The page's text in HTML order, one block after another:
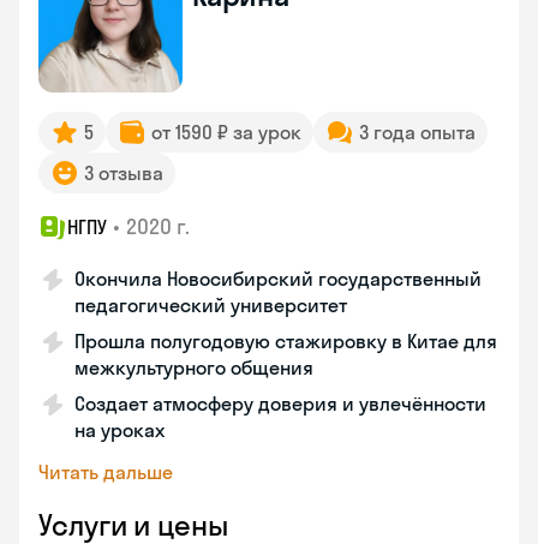
5 от 1590 ₽ за урок
3 года опыта
3 отзыва
НГПУ • 2020 г.
Окончила Новосибирский государственный
педагогический университет
Прошла полугодовую стажировку в Китае для
межкультурного общения
Создает атмосферу доверия и увлечённости
на уроках
Читать дальше
Услуги и цены